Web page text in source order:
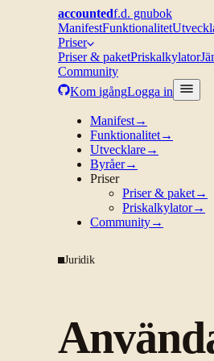
accountedf.d. gnubok
ManifestFunktionalitet
Priser
Priser & paketPriskalkylator
Community
Kom igångLogga in
Manifest→
Funktionalitet→
Utvecklare→
Byråer→
Priser
Priser & paket→
Priskalkylator→
Community→
Juridik